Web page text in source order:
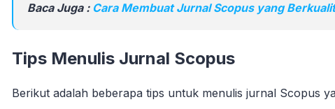
Baca Juga : Cara Membuat Jurnal Scopus yang
Tips Menulis Jurnal Scopus
Berikut adalah beberapa tips untuk menulis jurnal Scopus